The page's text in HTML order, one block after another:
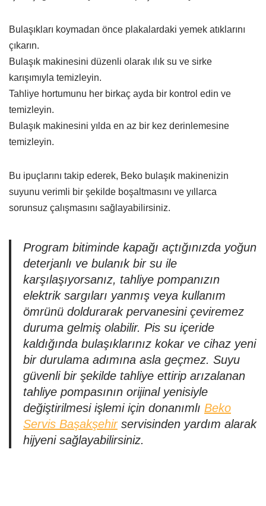
Bulaşıkları koymadan önce plakalardaki yemek atıklarını
çıkarın.
Bulaşık makinesini düzenli olarak ılık su ve sirke
karışımıyla temizleyin.
Tahliye hortumunu her birkaç ayda bir kontrol edin ve
temizleyin.
Bulaşık makinesini yılda en az bir kez derinlemesine
temizleyin.
Bu ipuçlarını takip ederek, Beko bulaşık makinenizin
suyunu verimli bir şekilde boşaltmasını ve yıllarca
sorunsuz çalışmasını sağlayabilirsiniz.
Program bitiminde kapağı açtığınızda yoğun
deterjanlı ve bulanık bir su ile
karşılaşıyorsanız, tahliye pompanızın
elektrik sargıları yanmış veya kullanım
ömrünü doldurarak pervanesini çeviremez
duruma gelmiş olabilir. Pis su içeride
kaldığında bulaşıklarınız kokar ve cihaz yeni
bir durulama adımına asla geçmez. Suyu
güvenli bir şekilde tahliye ettirip arızalanan
tahliye pompasının orijinal yenisiyle
değiştirilmesi işlemi için donanımlı Beko
Servis Başakşehirservisinden yardım alarak
hijyeni sağlayabilirsiniz.